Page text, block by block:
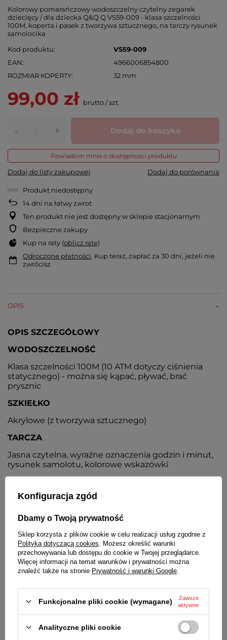
Kolorowy pomarańczowy wodoszczelny czytelny zegarek
dziecięcy / dla dziecka Q&Q Q VS59-009 - klasa szczelności
100M, koperta i pasek z tworzywa sztucznego, na tarczy rysunek
samolocika
Kod produktu
VS59-009
EAN
4966006854800
ROZMIAR KOPERTY
32 mm
99,00 zł brutto/szt.
- + Dodaj do koszyka
Powiadom mnie o dostępności produktu
Dodaj do listy zakupowej Dodaj do porównania
Produkt niedostępny
14dni na łatwy zwrot
Ten produkt nie jest dostępny w sklepie stacjonarnym
Bezpieczne zakupy
Kup na raty (oblicz ratę)
Odroczone płatności. Kup teraz, zapłać za 30 dni, jeżeli nie
zwrócisz
OPIS
OPIS SZCZEGÓŁOWY
WODOSZCZELNOŚĆ
Klasa szczelności 100M (10 ATM dotyczy ciśnienia
statycznego) - można się kąpać, pływać, brać
prysznic
SZKIEŁKO
Akrylowe (z tworzywa sztucznego)
TARCZA
Jasna czytelna, wyraźne oznaczenia godzin i minut,
rysunek samolotu, kolorowe wskazówki
Czerwona z tworzywa, stalowy dekielek
PASEK
Niebieski z tworzywa, klamerka w kolorze koperty
ZAPIĘCIE
Klasyczne na sprzączkę
Orientacyjny czas działania zegarka bez
MECHANIZM
Konfiguracja zgód
Dbamy o Twoją prywatność
Sklep korzysta z plików cookie w celu realizacji usług zgodnie z
Polityką dotyczącą cookies . Możesz określić warunki
przechowywania lub dostępu do cookie w Twojej przeglądarce.
Więcej informacji na temat warunków i prywatności można
znaleźć także na stronie Prywatność i warunki Google
Funkcjonalne pliki cookie (wymagane)
Zawsze
aktywne
Analityczne pliki cookie